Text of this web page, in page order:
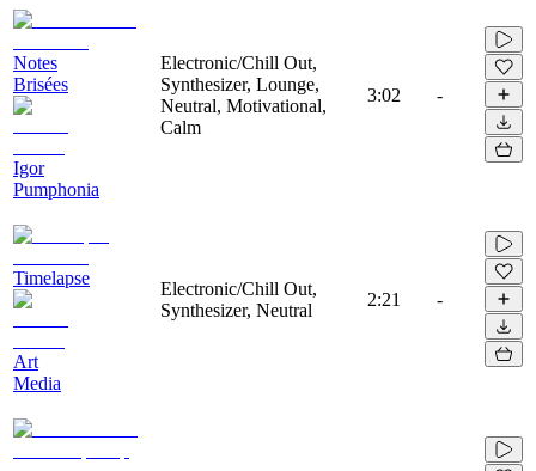
Notes
Brisées
Igor
Pumphonia
Electronic/Chill Out,
Synthesizer, Lounge,
Neutral, Motivational,
Calm
3:02 -
Timelapse
Art
Media
Electronic/Chill Out,
Synthesizer, Neutral
2:21 -